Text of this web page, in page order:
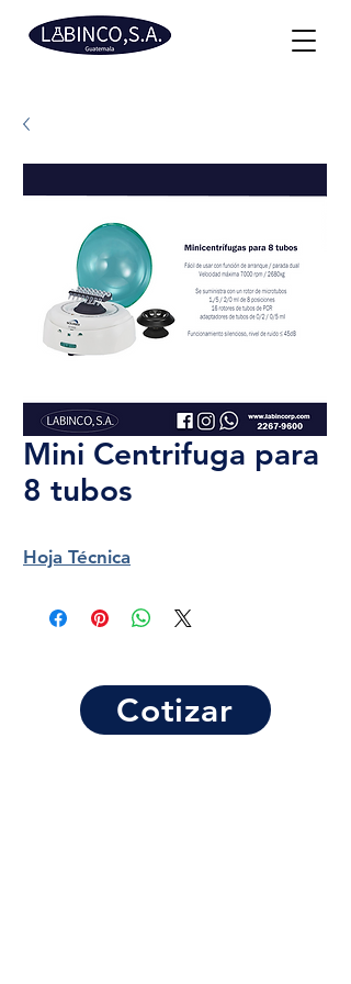
Mini Centrifuga para
8 tubos
Hoja Técnica
Cotizar